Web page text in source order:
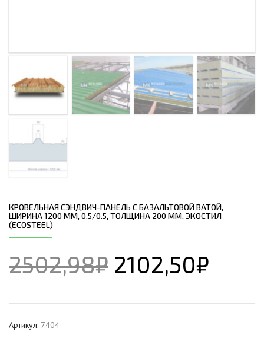
КРОВЕЛЬНАЯ СЭНДВИЧ-ПАНЕЛЬ С БАЗАЛЬТОВОЙ ВАТОЙ,
ШИРИНА 1200 ММ, 0.5/0.5, ТОЛЩИНА 200 ММ, ЭКОСТИЛ
(ECOSTEEL)
2502,98₽ 2102,50₽
Артикул: 7404